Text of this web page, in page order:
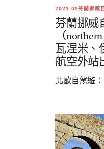
2025.09芬蘭挪威
芬蘭挪威
（
瓦涅米、
航空外站
北歐自駕遊